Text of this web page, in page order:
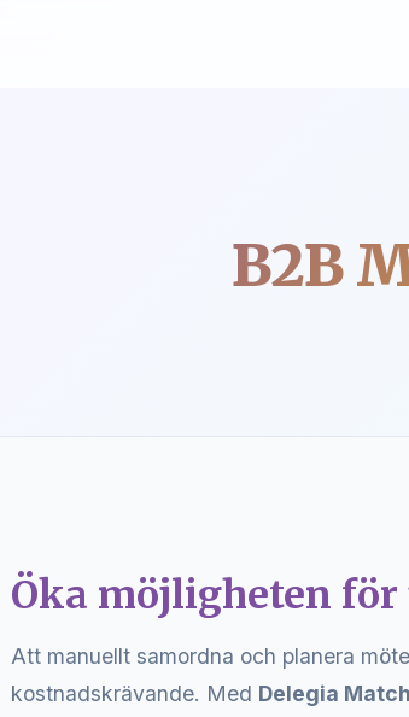
B2B
Öka möjligheten
Att manuellt samordna och planera
kostnadskrävande. Med Delegia